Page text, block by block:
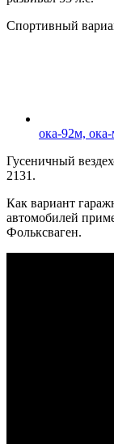
Спортивный
ока-92м,
Гусеничный
2131.
Как вариант
автомобилей
Фольксваген.